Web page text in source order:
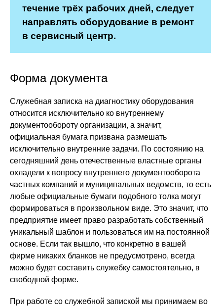
течение трёх рабочих дней, следует
направлять оборудование в ремонт
в сервисный центр.
Форма документа
Служебная записка на диагностику оборудования
относится исключительно ко внутреннему
документообороту организации, а значит,
официальная бумага призвана размешать
исключительно внутренние задачи. По состоянию на
сегодняшний день отечественные властные органы
охладели к вопросу внутреннего документооборота
частных компаний и муниципальных ведомств, то есть
любые официальные бумаги подобного толка могут
формироваться в произвольном виде. Это значит, что
предприятие имеет право разработать собственный
уникальный шаблон и пользоваться им на постоянной
основе. Если так вышло, что конкретно в вашей
фирме никаких бланков не предусмотрено, всегда
можно будет составить служебку самостоятельно, в
свободной форме.
При работе со служебной запиской мы принимаем во